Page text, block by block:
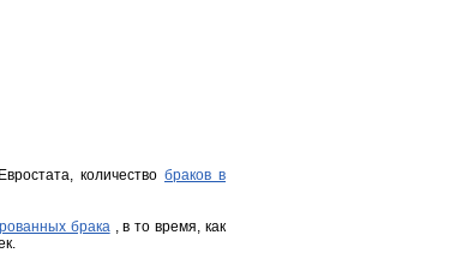
количество браков в
брака, в то время, как